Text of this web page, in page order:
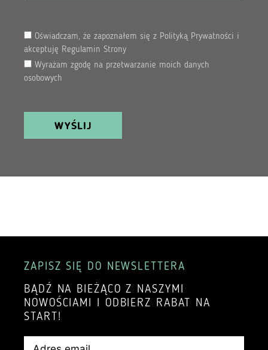
Oświadczam, że zapoznałem się z Polityką Prywatności i
akceptuję Regulamin Strony
Wyrażam zgodę na przetwarzanie moich danych
osobowych
ZAPISZ SIĘ DO NEWSLETTERA
BĄDŹ NA BIEŻĄCO Z NASZYMI
NOWOŚCIAMI I ODBIERZ RABAT NA
START!